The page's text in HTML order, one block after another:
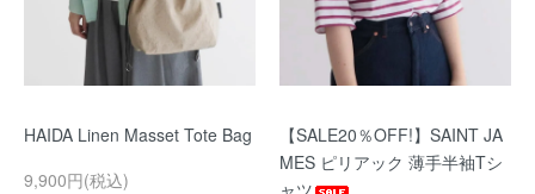
HAIDA Linen Masset Tote Bag
9,900円(税込)
【SALE20％OFF!】SAINT JA
MES ピリアック 薄手半袖Tシ
ャツ